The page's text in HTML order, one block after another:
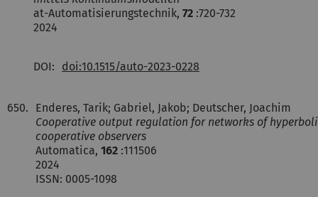
at-Automatisierungstechnik, 72 :720-732
2024
DOI: doi:10.1515/auto-2023-0228
650.
Enderes, Tarik; Gabriel, Jakob; Deutscher, Joachim
Cooperative output regulation for networks of
cooperative observers
Automatica, 162 :111506
2024
ISSN: 0005-1098